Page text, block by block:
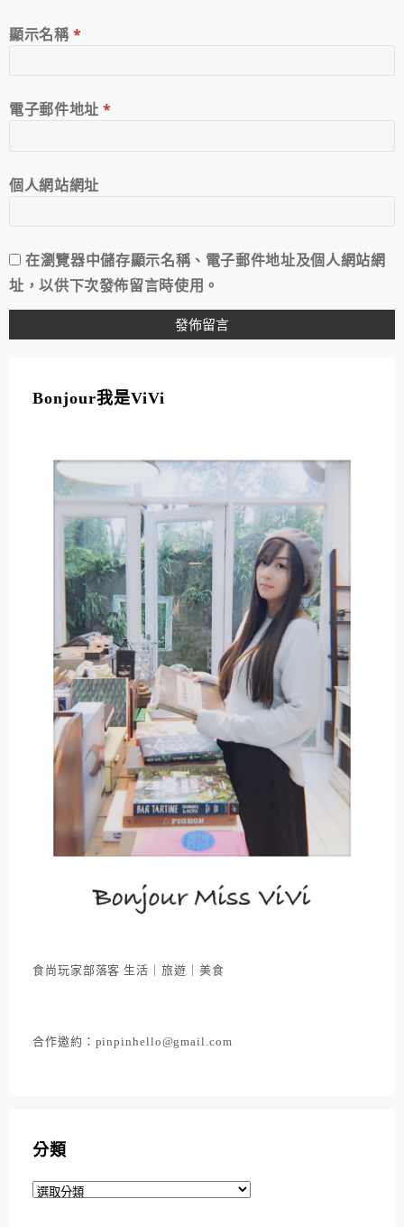
顯示名稱*
電子郵件地址*
個人網站網址
在瀏覽器中儲存顯示名稱、電子郵件地址及個人網站網
址，以供下次發佈留言時使用。
Bonjour我是ViVi
食尚玩家部落客 生活｜旅遊｜美食
合作邀約：pinpinhello@gmail.com
分類
分